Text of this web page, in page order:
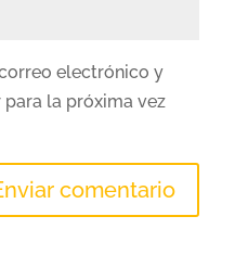
electrónico y
la próxima vez